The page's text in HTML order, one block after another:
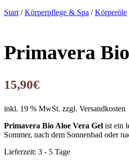
Start /Körperpflege & Spa /Körperöle
Primavera
15,90€
inkl. 19 % MwSt. zzgl. Versandkosten
Primavera Bio Aloe Vera Gel ist ein
Sommer, nach dem Sonnenbad oder
Lieferzeit: 3 - 5 Tage